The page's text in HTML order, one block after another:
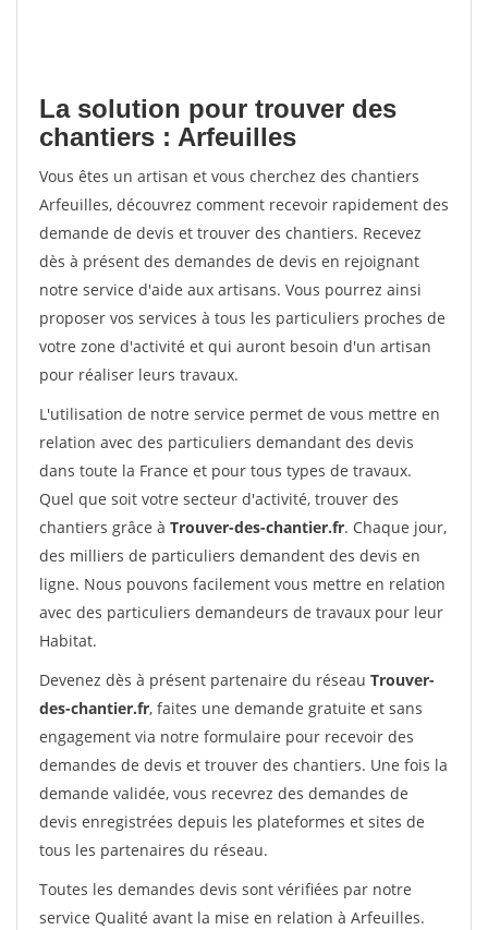
La solution pour trouver des
chantiers : Arfeuilles
Vous êtes un artisan et vous cherchez des chantiers
Arfeuilles, découvrez comment recevoir rapidement des
demande de devis et trouver des chantiers. Recevez
dès à présent des demandes de devis en rejoignant
notre service d'aide aux artisans. Vous pourrez ainsi
proposer vos services à tous les particuliers proches de
votre zone d'activité et qui auront besoin d'un artisan
pour réaliser leurs travaux.
L'utilisation de notre service permet de vous mettre en
relation avec des particuliers demandant des devis
dans toute la France et pour tous types de travaux.
Quel que soit votre secteur d'activité, trouver des
chantiers grâce à Trouver-des-chantier.fr. Chaque jour,
des milliers de particuliers demandent des devis en
ligne. Nous pouvons facilement vous mettre en relation
avec des particuliers demandeurs de travaux pour leur
Habitat.
Devenez dès à présent partenaire du réseau Trouver-
des-chantier.fr, faites une demande gratuite et sans
engagement via notre formulaire pour recevoir des
demandes de devis et trouver des chantiers. Une fois la
demande validée, vous recevrez des demandes de
devis enregistrées depuis les plateformes et sites de
tous les partenaires du réseau.
Toutes les demandes devis sont vérifiées par notre
service Qualité avant la mise en relation à Arfeuilles.